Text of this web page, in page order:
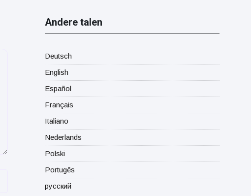
Andere talen
Deutsch
English
Español
Français
Italiano
Nederlands
Polski
Portugês
русский